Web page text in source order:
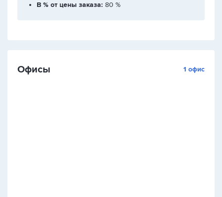
В % от цены заказа: 80 %
Офисы 1 офис